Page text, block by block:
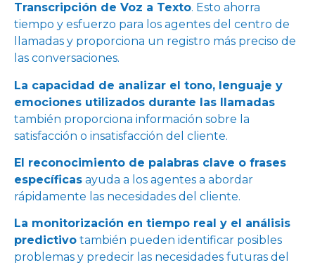
Transcripción de Voz a Texto. Esto ahorra
tiempo y esfuerzo para los agentes del centro de
llamadas y proporciona un registro más preciso de
las conversaciones.
La capacidad de analizar el tono, lenguaje y
emociones utilizados durante las llamadas
también proporciona información sobre la
satisfacción o insatisfacción del cliente.
El reconocimiento de palabras clave o frases
específicas ayuda a los agentes a abordar
rápidamente las necesidades del cliente.
La monitorización en tiempo real y el análisis
predictivo también pueden identificar posibles
problemas y predecir las necesidades futuras del